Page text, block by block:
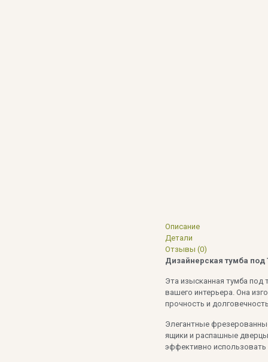
Описание
Детали
Отзывы (0)
Дизайнерская тумба
Эта изысканная тумба под
вашего интерьера. Она
прочность и
Элегантные
ящики и распашные
эффективно использовать